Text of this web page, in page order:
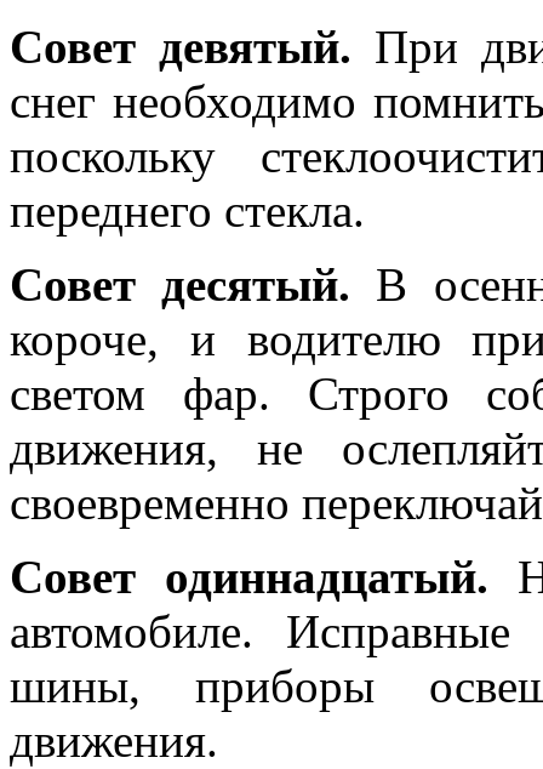
Совет девятый. При
снег необходимо
поскольку
переднего стекла.
Совет десятый. В
короче, и водителю
светом фар. Строго
движения, не
своевременно
Совет одиннадцатый.
автомобиле. Исправные
шины, приборы
движения.